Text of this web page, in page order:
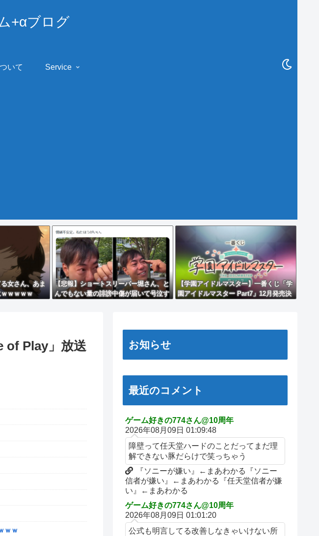
+αブログ
いて Service
女さん、あま
ｗｗｗｗ
【悲報】ショートスリーパー堀さん、と
んでもない量の誹謗中傷が届いて号泣す
【学園アイドルマスター】一番くじ「学
園アイドルマスター Part7」12月発売決
of Play」放送
ｗｗ
お知らせ
最近のコメント
ゲーム好きの774さん@10周年
2026年08月09日 01:09:48
障壁って任天堂ハードのことだってまだ理
解できない豚だらけで笑っちゃう
『ソニーが嫌い』←まあわかる『ソニー
信者が嫌い』←まあわかる『任天堂信者が嫌
い』←まあわかる
ゲーム好きの774さん@10周年
2026年08月09日 01:01:20
公式も明言してる改善しなきゃいけない所